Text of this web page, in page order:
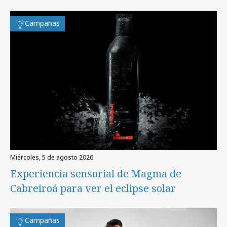
Campañas
miércoles, 5 de agosto 2026
Experiencia sensorial de Magma de
Cabreiroá para ver el eclipse solar
Campañas